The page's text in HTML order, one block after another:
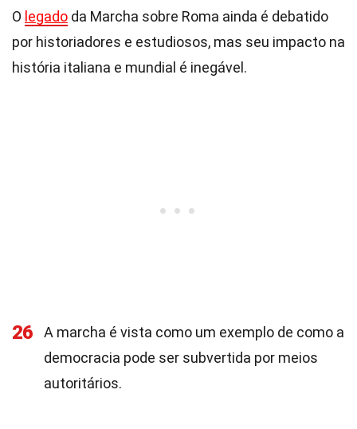
O legado da Marcha sobre Roma ainda é debatido
por historiadores e estudiosos, mas seu impacto na
história italiana e mundial é inegável.
26
A marcha é vista como um exemplo de como a
democracia pode ser subvertida por meios
autoritários.